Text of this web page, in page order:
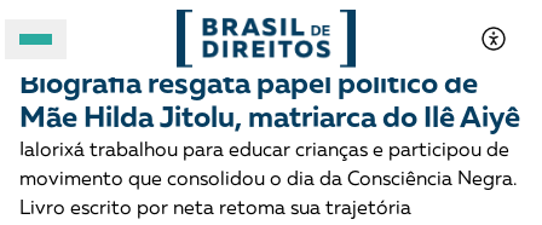
A BRASIL DE DIREITOS
ASSUNTOS
COMBATE AO RACISMO
História
Biografia resgata papel político de
Mãe Hilda Jitolu, matriarca do Ilê Aiyê
Ialorixá trabalhou para educar crianças e participou de
movimento que consolidou o dia da Consciência Negra.
Livro escrito por neta retoma sua trajetória